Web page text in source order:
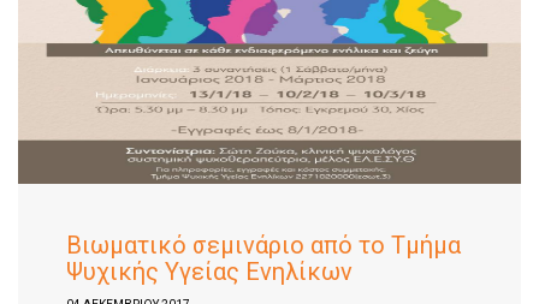
Βιωματικό σεμινάριο από το Τμήμα
Ψυχικής Υγείας Ενηλίκων